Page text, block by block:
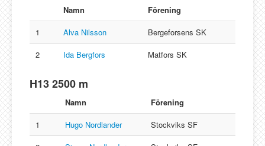
Namn
Förening
1
Alva Nilsson
Bergeforsens SK
2
Ida Bergfors Matfors SK
H13 2500 m
Namn
Förening
1
Hugo Nordlander
Stockviks SF